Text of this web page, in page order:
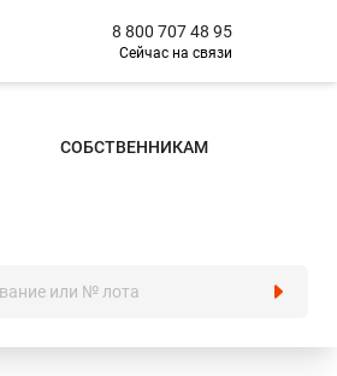
8 800 707 48 95
Сейчас на связи
СОБСТВЕННИКАМ